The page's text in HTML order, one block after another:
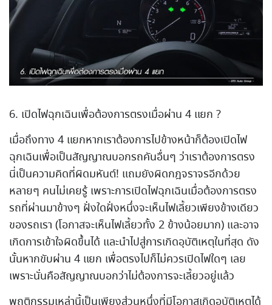
6. เปิดไฟฉุกเฉินเพื่อต้องการตรงเมื่อผ่าน 4 แยก ?
เมื่อถึงทาง 4 แยกหากเราต้องการไปข้างหน้าก็ต้องเปิดไฟ
ฉุกเฉินเพื่อเป็นสัญญาณบอกรถคันอื่นๆ ว่าเราต้องการตรง
นี่เป็นความคิดที่ผิดมหันต์! แถมยังผิดกฎจราจรอีกด้วย
หลายๆ คนไม่เคยรู้ เพราะการเปิดไฟฉุกเฉินเมื่อต้องการตรง
รถที่ผ่านมาข้างๆ ฝั่งใดฝั่งหนึ่งจะเห็นไฟเลี้ยวเพียงข้างเดียว
ของรถเรา (โอกาสจะเห็นไฟเลี้ยวทั้ง 2 ข้างน้อยมาก) และอาจ
เกิดการเข้าใจผิดขึ้นได้ และนำไปสู่การเกิดอุบัติเหตุในที่สุด ดัง
นั้นหากขับผ่าน 4 แยก เพื่อตรงไปก็ไม่ควรเปิดไฟใดๆ เลย
เพราะนั่นคือสัญญาณบอกว่าไม่ต้องการจะเลี้ยวอยู่แล้ว